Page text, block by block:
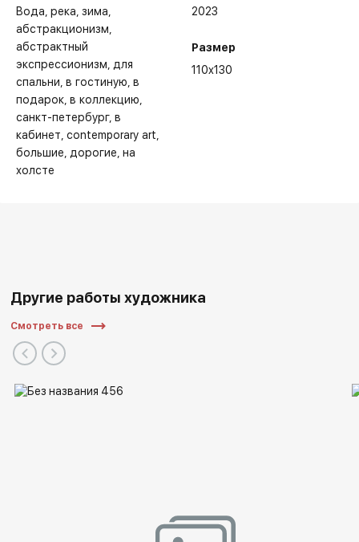
Вода река зима
абстракционизм
абстрактный
экспрессионизм для
спальни в гостиную в
подарок в коллекцию
санкт-петербург в
кабинет contemporary art
большие дорогие на
холсте
2023
Размер
110x130
Другие работы художника
Смотреть все